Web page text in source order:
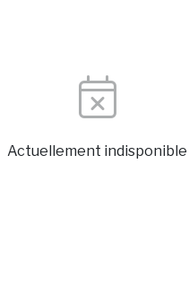
Actuellement indisponible